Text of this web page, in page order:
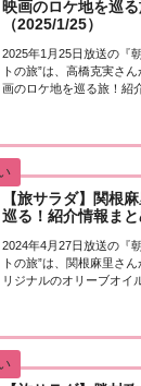
映画のロケ地を巡
（2025/1/25）
2025年1月25日放送の『
トの旅”は、高橋克実さ
画のロケ地を巡る旅！紹
実さん。製麺所で作り
をして食べる本場の讃岐
【旅サラダ】関根
巡る！紹介情報まと
2024年4月27日放送の『
トの旅”は、関根麻里さ
リジナルのオリーブオイ
など島のスイーツなど
関根麻里「香川 小豆島」